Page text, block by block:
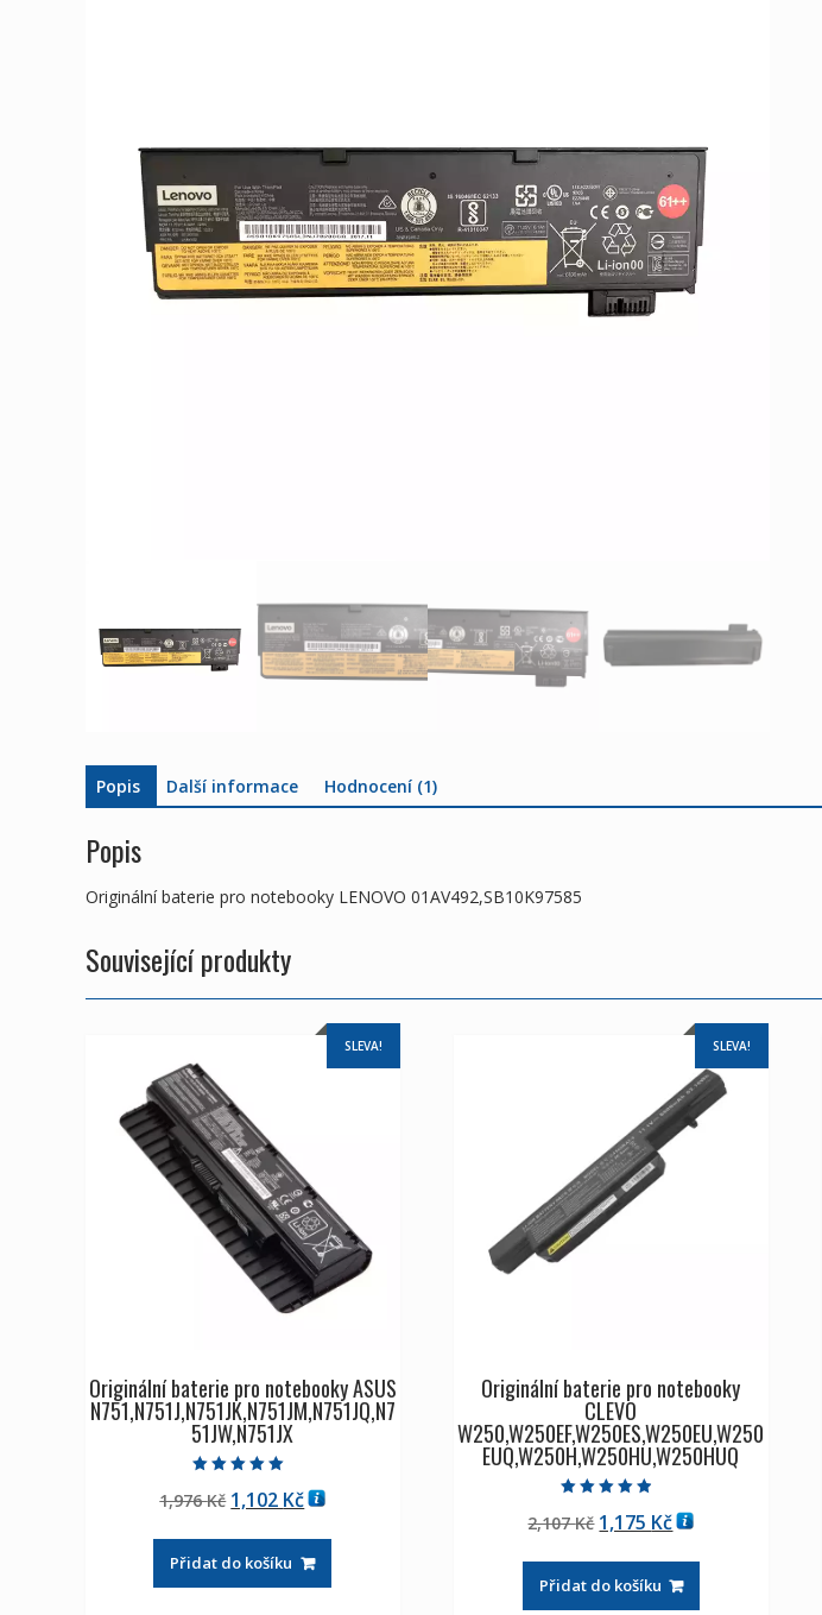
Popis Další informace Hodnocení (1)
Popis
Originální baterie pro notebooky LENOVO 01AV492,SB10K97585
Související produkty
SLEVA!
Originální baterie pro notebooky ASUS
N751,N751J,N751JK,N751JM,N751JQ,N7
51JW,N751JX
5.00
z 5
1,976Kč Původní
byla:
1,976 Kč
1,102 KčAktuální
je:
1,102 Kč
Přidat do košíku
SLEVA!
Originální baterie pro notebooky
CLEVO
W250,W250EF,W250ES,W250EU,W250
EUQ,W250H,W250HU,W250HUQ
4.50
z 5
2,107Kč Původní
byla:
2,107 Kč
1,175 KčAktuální
je:
1,175 Kč
Přidat do košíku